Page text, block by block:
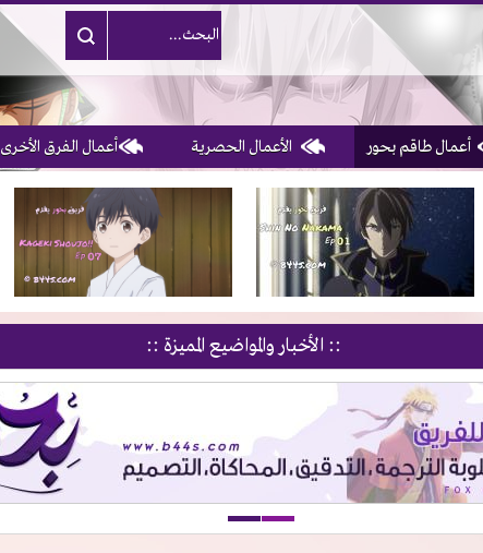
أعمال طاقم بحور الأعمال الحصرية أعمال الفرق الأخرى
1, 2, 3 & 4of 10
:: الأخبار والمواضيع المميزة ::